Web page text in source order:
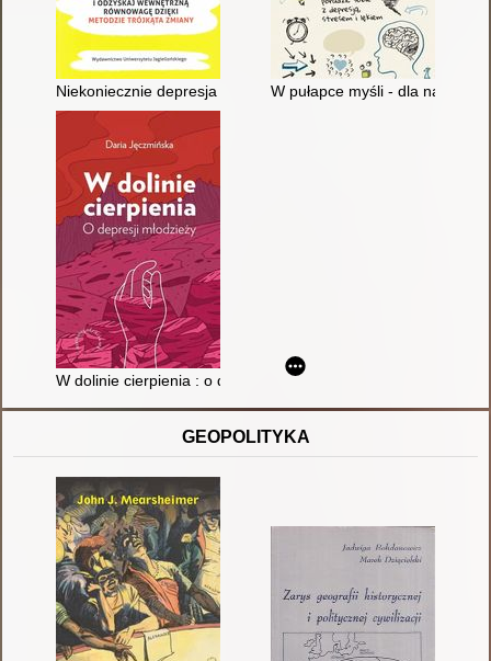
Niekoniecznie depresja : zrozum swoje emocje i odzyskaj
W pułapce myśli - dla
W dolinie cierpienia : o depresji młodzieży
GEOPOLITYKA